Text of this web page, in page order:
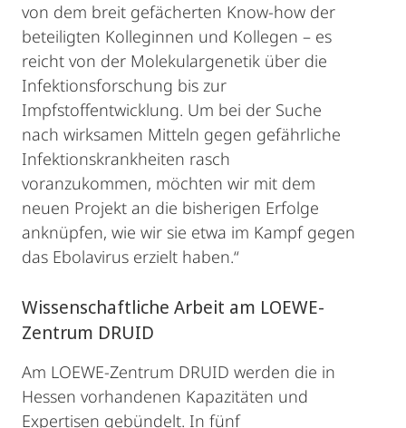
von dem breit gefächerten Know-how der
beteiligten Kolleginnen und Kollegen – es
reicht von der Molekulargenetik über die
Infektionsforschung bis zur
Impfstoffentwicklung. Um bei der Suche
nach wirksamen Mitteln gegen gefährliche
Infektionskrankheiten rasch
voranzukommen, möchten wir mit dem
neuen Projekt an die bisherigen Erfolge
anknüpfen, wie wir sie etwa im Kampf gegen
das Ebolavirus erzielt haben.“
Wissenschaftliche Arbeit am LOEWE-
Zentrum DRUID
Am LOEWE-Zentrum DRUID werden die in
Hessen vorhandenen Kapazitäten und
Expertisen gebündelt. In fünf